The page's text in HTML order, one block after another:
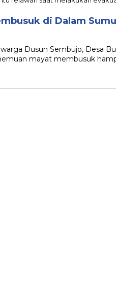
di Dalam
Dusun Sembujo, Desa
mayat membusuk